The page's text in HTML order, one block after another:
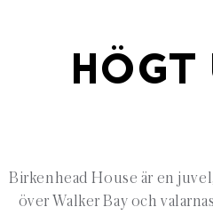
HÖGT
Birkenhead House är en
över Walker Bay och